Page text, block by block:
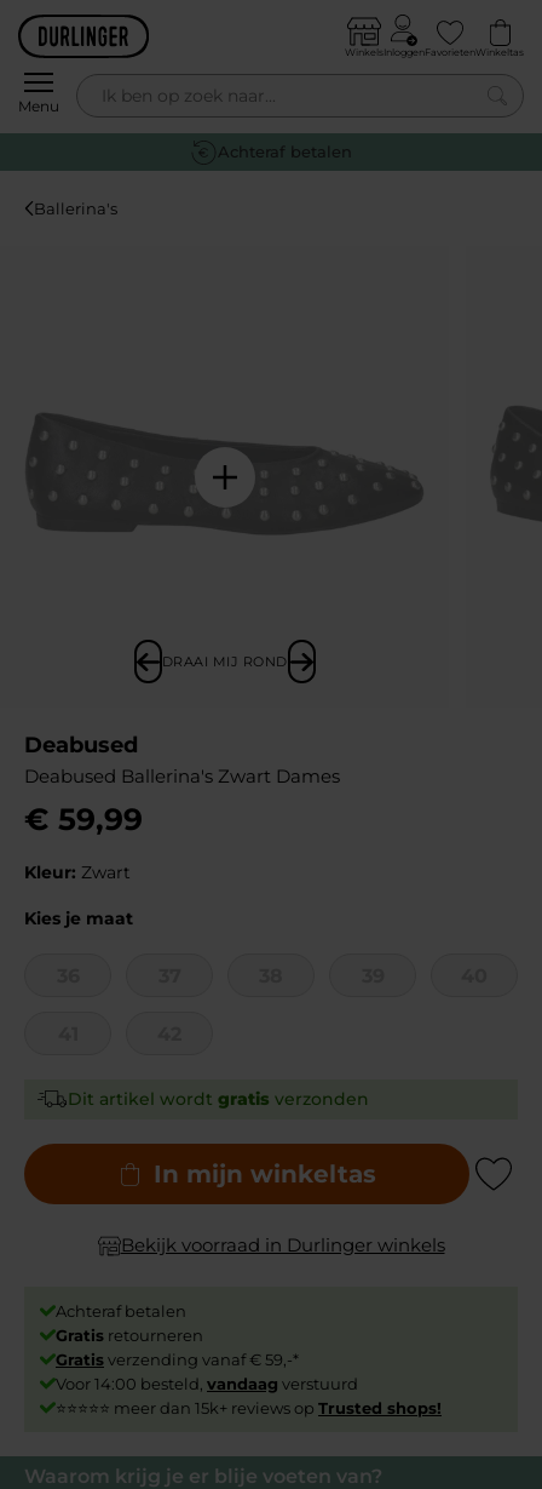
Skip to content
Menu
WinkelsInloggenFavorietenWinkeltas
0
Gratis retourneren
Ballerina's
DRAAI MIJ ROND
Waarom krijg je er blije voeten van?
Deabused
Deabused Ballerina's Zwart Dames
€ 59,99
Kleur: Zwart
Kies je maat
Dit artikel wordt gratis verzonden
In mijn winkeltas Add to
Bekijk voorraad in Durlinger winkels
Achteraf betalen
Gratis retourneren
Gratisverzending vanaf € 59,-*
Voor 14:00 besteld, vandaag verstuurd
⭐⭐⭐⭐⭐ meer dan 15k+ reviews op Trusted shops!